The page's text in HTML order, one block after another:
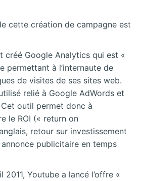
cette création de campagne est
créé Google Analytics qui est «
permettant à l’internaute de
de visites de ses sites web.
relié à Google AdWords et
outil permet donc à
le ROI (« return on
retour sur investissement
publicitaire en temps
2011, Youtube a lancé l’offre «